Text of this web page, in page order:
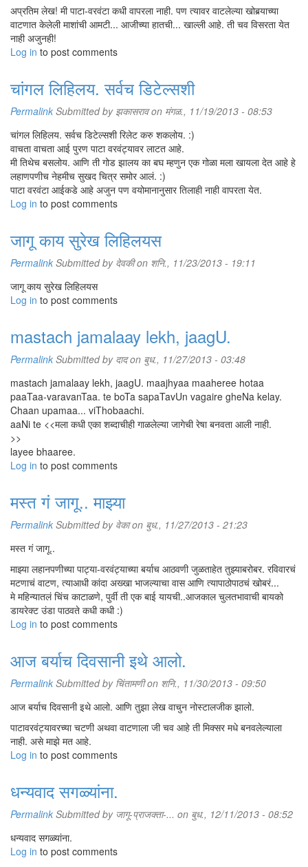
अप्रतिम लेख! मी पाटा-वरवंटा कधी वापरला नाही. पण त्यावर वाटलेल्या खोबर्‍याच्या
वाटणात केलेली माशांची आमटी... आजीच्या हातची... खाल्ली आहे. ती चव विसरता येत
नाही अजुनही!
Log in to post comments
चांगल लिहिलय. सर्वच डिटेल्सशी
Permalink Submitted by झकासरावon मंगळ., 11/19/2013 - 08:53
चांगल लिहिलय. सर्वच डिटेल्सशी रिलेट करु शकलोय. :)
वाचता वाचता आई पुरण पाटा वरवंट्यावर लाटत आहे.
मी तिथेच बसलोय. आणि ती गोड झालय का बघ म्हणुन एक गोळा मला खायला देत आहे हे
लहाणपणीच नेहमीच सुखद चित्र समोर आलं. :)
पाटा वरवंटा आईकडे आहे अजुन पण वयोमानानुसार तिलाही नाही वापरता येत.
Log in to post comments
जागू काय सुरेख लिहिलयस
Permalink Submitted by देवकीon शनि., 11/23/2013 - 19:11
जागू काय सुरेख लिहिलयस
Log in to post comments
mastach jamalaay lekh, jaagU.
Permalink Submitted by दादon बुध., 11/27/2013 - 03:48
mastach jamalaay lekh, jaagU. maajhyaa maaheree hotaa
paaTaa-varavanTaa. te boTa sapaTavUn vagaire gheNa kelay.
Chaan upamaa... viThobaachi.
aaNi te <<मला कधी एका शब्दाचीही गाळलेल्या जागेची रेषा बनवता आली नाही.
>>
layee bhaaree.
Log in to post comments
मस्त गं जागू.. माझ्या
Permalink Submitted by वेकाon बुध., 11/27/2013 - 21:23
मस्त गं जागू..
माझ्या लहानपणीच्या पाट्या-वरवंट्याच्या बर्याच आठवणी जुळताहेत तुझ्याबरोबर. रविवारचं
मटणाचं वाटण, त्याआधी कांदा अख्खा भाजल्याचा वास आणि त्यापाठोपाठचं खोबरं...
मे महिन्यातलं चिंच काटाळणे, पुर्वी ती एक बाई यायची..आजकाल चुलतभावाची बायको
डायरेक्ट उंडा पाठवते कधी कधी :)
Log in to post comments
आज बर्याच दिवसानी इथे आलो.
Permalink Submitted by चिंतामणीon शनि., 11/30/2013 - 09:50
आज बर्याच दिवसानी इथे आलो. आणि तुझा लेख वाचुन नोस्टालजीक झालो.
पाटावरवंट्यावरच्या चटणी अथवा वाटणाला जी चव आहे ती मिक्सर मधे बनवलेल्याला
नाही. असे माझे मत आहे.
Log in to post comments
धन्यवाद सगळ्यांना.
Permalink Submitted by जागू-प्राजक्ता-... on बुध., 12/11/2013 - 08:52
धन्यवाद सगळ्यांना.
Log in to post comments